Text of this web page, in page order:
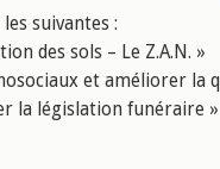
suivantes :
des sols – Le Z.A.N. »
et améliorer la
la législation funéraire »